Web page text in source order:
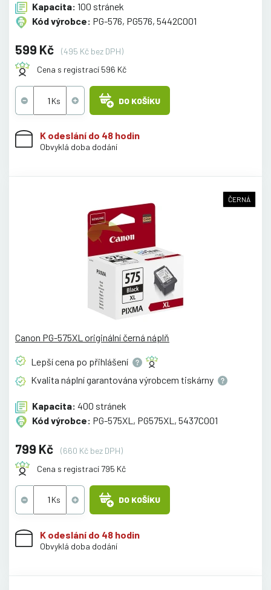
Kapacita: 100 stránek
Kód výrobce: PG-576, PG576, 5442C001
599 Kč
(495 Kč bez DPH)
Cena s registrací 596 Kč
DO KOŠÍKU
K odeslání do 48 hodin
Obvyklá doba dodání
ČERNÁ
Canon PG-575XL originální černá náplň
Lepší cena po přihlášení
Kvalita náplní garantována výrobcem tiskárny
Kapacita: 400 stránek
Kód výrobce: PG-575XL, PG575XL, 5437C001
799 Kč
(660 Kč bez DPH)
Cena s registrací 795 Kč
DO KOŠÍKU
K odeslání do 48 hodin
Obvyklá doba dodání